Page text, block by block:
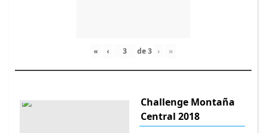
« ‹ de3 › »
Challenge Montaña
Central 2018